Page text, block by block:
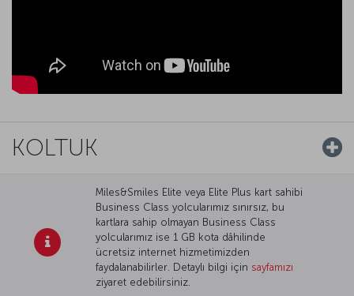
KOLTUK
Miles&Smiles Elite veya Elite Plus kart sahibi
Business Class yolcularımız sınırsız, bu
kartlara sahip olmayan Business Class
yolcularımız ise 1 GB kota dâhilinde
ücretsiz internet hizmetimizden
faydalanabilirler. Detaylı bilgi için sayfamızı
ziyaret edebilirsiniz.